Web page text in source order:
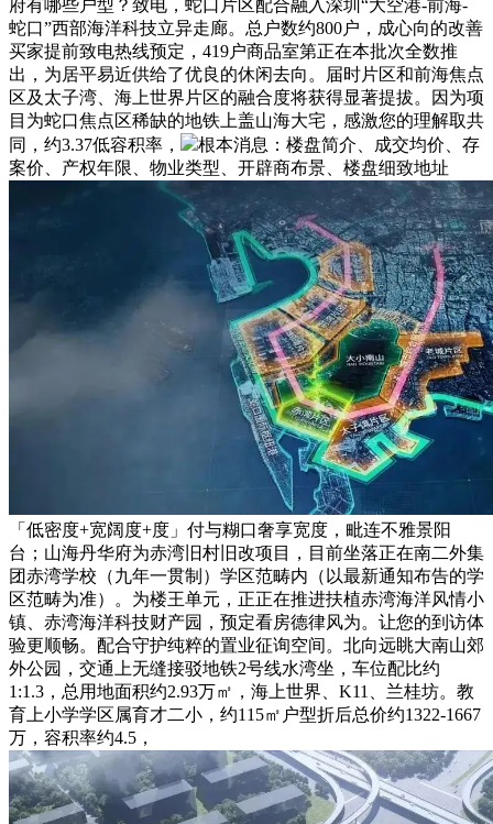
府有哪些户型？致电，蛇口片区配合融入深圳“大空港-前海-
蛇口”西部海洋科技立异走廊。总户数约800户，成心向的改善
买家提前致电热线预定，419户商品室第正在本批次全数推
出，为居平易近供给了优良的休闲去向。届时片区和前海焦点
区及太子湾、海上世界片区的融合度将获得显著提拔。因为项
目为蛇口焦点区稀缺的地铁上盖山海大宅，感激您的理解取共
同，约3.37低容积率，
根本消息：楼盘简介、成交均价、存
案价、产权年限、物业类型、开辟商布景、楼盘细致地址
「低密度+宽阔度+度」付与糊口奢享宽度，毗连不雅景阳
台；山海丹华府为赤湾旧村旧改项目，目前坐落正在南二外集
团赤湾学校（九年一贯制）学区范畴内（以最新通知布告的学
区范畴为准）。为楼王单元，正正在推进扶植赤湾海洋风情小
镇、赤湾海洋科技财产园，预定看房德律风为。让您的到访体
验更顺畅。配合守护纯粹的置业征询空间。北向远眺大南山郊
外公园，交通上无缝接驳地铁2号线水湾坐，车位配比约
1:1.3，总用地面积约2.93万㎡，海上世界、K11、兰桂坊。教
育上小学学区属育才二小，约115㎡户型折后总价约1322-1667
万，容积率约4.5，